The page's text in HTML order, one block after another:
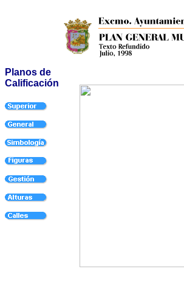
Planos de
Calificación